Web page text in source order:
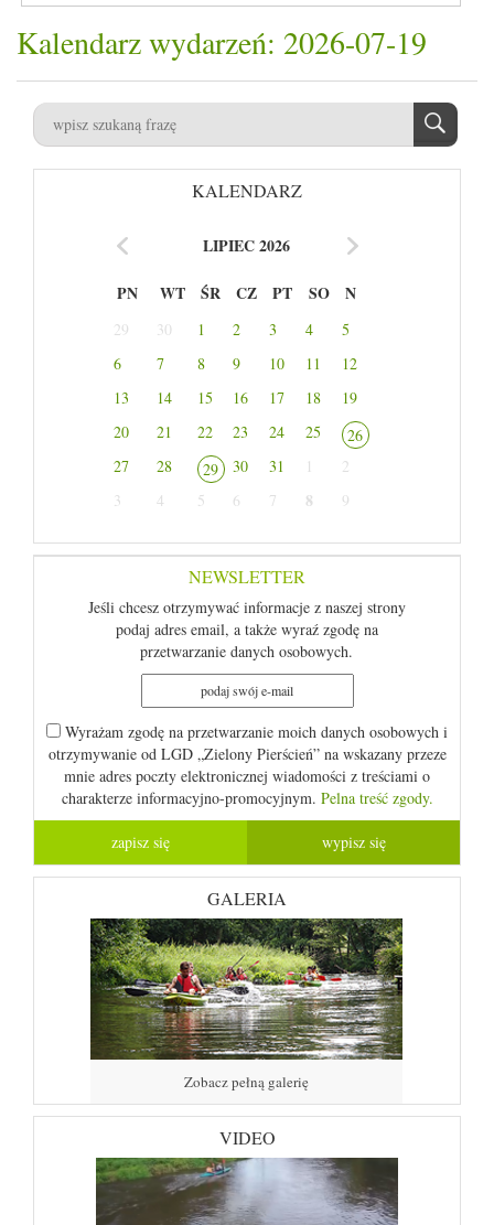
Kalendarz wydarzeń: 2026-07-19
KALENDARZ
LIPIEC 2026
PN WT ŚR CZ PT SO N
29 30 1 2 3 4
5
6
7 8 9 10 11
12
13
14 15 16 17 18
19
20
21 22 23 24 25
26
27
28 29 30 31 1
2
3
4 5 6 7 8 9
NEWSLETTER
Jeśli chcesz otrzymywać informacje z naszej strony
podaj adres email, a także wyraź zgodę na
przetwarzanie danych osobowych.
Wyrażam zgodę na przetwarzanie moich danych osobowych i
otrzymywanie od LGD „Zielony Pierścień” na wskazany przeze
mnie adres poczty elektronicznej wiadomości z treściami o
charakterze informacyjno-promocyjnym. Pelna treść zgody.
GALERIA
Zobacz pełną galerię
VIDEO